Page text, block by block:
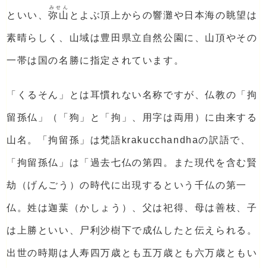
といい、弥山
みせん
とよぶ頂上からの響灘や日本海の眺望は
素晴らしく、山域は豊田県立自然公園に、山頂やその
一帯は国の名勝に指定されています。
「くるそん」とは耳慣れない名称ですが、仏教の「拘
留孫仏」（「狗」と「拘」、用字は両用）に由来する
山名。「拘留孫」は梵語krakucchandhaの訳語で、
「拘留孫仏」は「過去七仏の第四。また現代を含む賢
劫（げんごう）の時代に出現するという千仏の第一
仏。姓は迦葉（かしょう）、父は祀得、母は善枝、子
は上勝といい、尸利沙樹下で成仏したと伝えられる。
出世の時期は人寿四万歳とも五万歳とも六万歳ともい